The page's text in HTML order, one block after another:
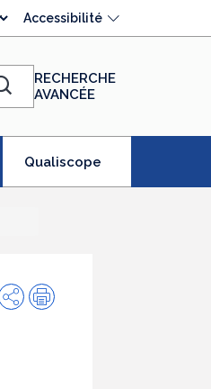
Accessibilité
Chercher
RECHERCHE
AVANCÉE
Qualiscope
PartagerImpression